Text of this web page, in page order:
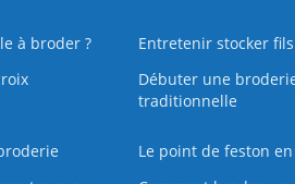
à broder ?
Entretenir stocker
Débuter une
traditionnelle
Le point de feston